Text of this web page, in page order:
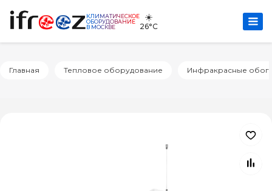
КЛИМАТИЧЕСКОЕ
ОБОРУДОВАНИЕ
В МОСКВЕ
☀️
26°C
Главная Тепловое оборудование Инфракрасные